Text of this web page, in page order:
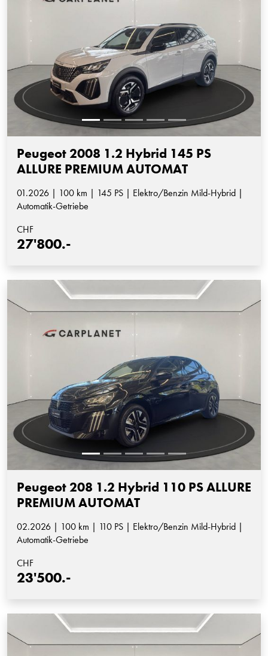
Peugeot 2008 1.2 Hybrid 145 PS
ALLURE PREMIUM AUTOMAT
01.2026 | 100 km | 145 PS | Elektro/Benzin Mild-Hybrid |
Automatik-Getriebe
CHF
27'800.-
Peugeot 208 1.2 Hybrid 110 PS ALLURE
PREMIUM AUTOMAT
02.2026 | 100 km | 110 PS | Elektro/Benzin Mild-Hybrid |
Automatik-Getriebe
CHF
23'500.-